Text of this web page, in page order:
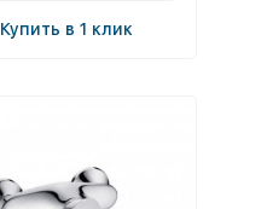
Купить в 1 клик